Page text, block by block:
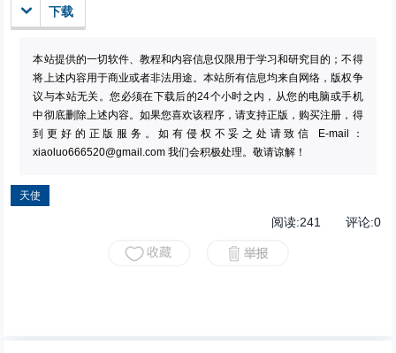
下载
本站提供的一切软件、教程和内容信息仅限用于学习和研究目的；不得
将上述内容用于商业或者非法用途。本站所有信息均来自网络，版权争
议与本站无关。您必须在下载后的24个小时之内，从您的电脑或手机
中彻底删除上述内容。如果您喜欢该程序，请支持正版，购买注册，得
到更好的正版服务。如有侵权不妥之处请致信 E-mail：
xiaoluo666520@gmail.com 我们会积极处理。敬请谅解！
天使
阅读:241 评论:0